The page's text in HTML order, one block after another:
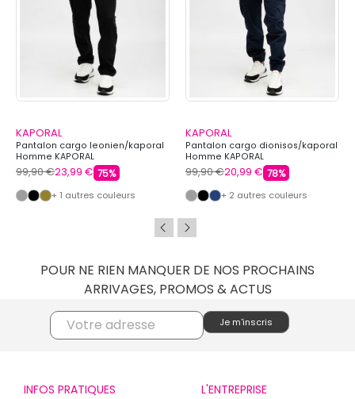
KAPORAL
Pantalon cargo leonien/kaporal
Homme KAPORAL
99,90 €23,99 € 75%
+ 1 autres couleurs
KAPORAL
Pantalon cargo dionisos/kaporal
Homme KAPORAL
99,90 €20,99 € 78%
+ 2 autres couleurs
POUR NE RIEN MANQUER DE NOS PROCHAINS
ARRIVAGES, PROMOS & ACTUS
INFOS PRATIQUES L'ENTREPRISE